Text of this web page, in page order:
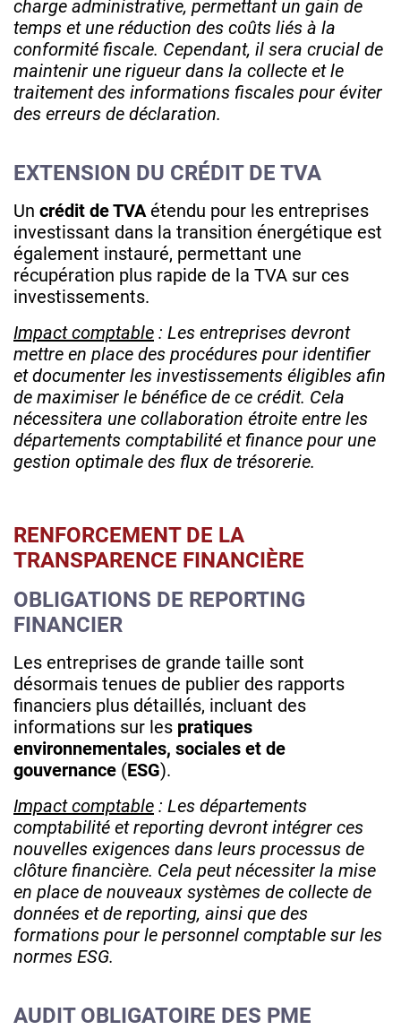
charge administrative, permettant un gain de
temps et une réduction des coûts liés à la
conformité fiscale. Cependant, il sera crucial de
maintenir une rigueur dans la collecte et le
traitement des informations fiscales pour éviter
des erreurs de déclaration.
EXTENSION DU CRÉDIT DE TVA
Un crédit de TVAétendu pour les entreprises
investissant dans la transition énergétique est
également instauré, permettant une
récupération plus rapide de la TVA sur ces
investissements.
Impact comptable : Les entreprises devront
mettre en place des procédures pour identifier
et documenter les investissements éligibles afin
de maximiser le bénéfice de ce crédit. Cela
nécessitera une collaboration étroite entre les
départements comptabilité et finance pour une
gestion optimale des flux de trésorerie.
RENFORCEMENT DE LA
TRANSPARENCE FINANCIÈRE
OBLIGATIONS DE REPORTING
FINANCIER
Les entreprises de grande taille sont
désormais tenues de publier des rapports
financiers plus détaillés, incluant des
informations sur les pratiques
environnementales, sociales et de
gouvernance (ESG).
Impact comptable : Les départements
comptabilité et reporting devront intégrer ces
nouvelles exigences dans leurs processus de
clôture financière. Cela peut nécessiter la mise
en place de nouveaux systèmes de collecte de
données et de reporting, ainsi que des
formations pour le personnel comptable sur les
normes ESG.
AUDIT OBLIGATOIRE DES PME